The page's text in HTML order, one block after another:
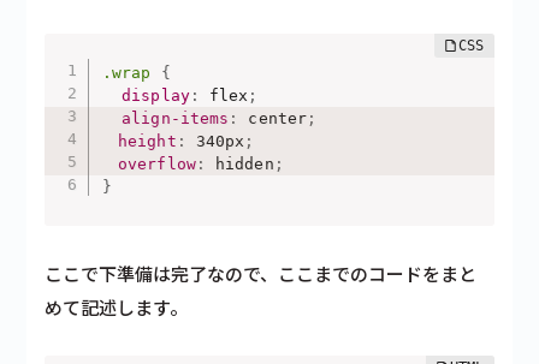
.wrap
{
display: flex ;
align-items : center ;
height : 340px ;
overflow: hidden ;
}
ここで下準備は完了なので、ここまでのコードをまと
めて記述します。